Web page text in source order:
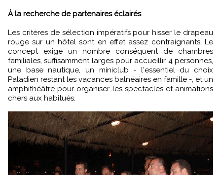
À la recherche de partenaires éclairés
Les critères de sélection impératifs pour hisser le drapeau
rouge sur un hôtel sont en effet assez contraignants. Le
concept exige un nombre conséquent de chambres
familiales, suffisamment larges pour accueillir 4 personnes,
une base nautique, un miniclub - l'essentiel du choix
Paladien restant les vacances balnéaires en famille -, et un
amphithéâtre pour organiser les spectacles et animations
chers aux habitués.